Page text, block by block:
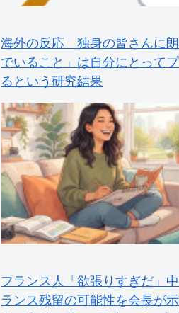
フランス人「欲張りすぎだ」中
ランス残留の可能性を会長が
金が交渉の壁に..現地サポの本
【海外の反応】